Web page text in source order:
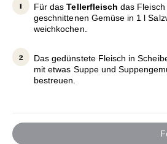
Für dasTellerfleisch das
geschnittenen Gemüse in 1 l
weichkochen.
Das gedünstete Fleisch in
mit etwas Suppe und
bestreuen.